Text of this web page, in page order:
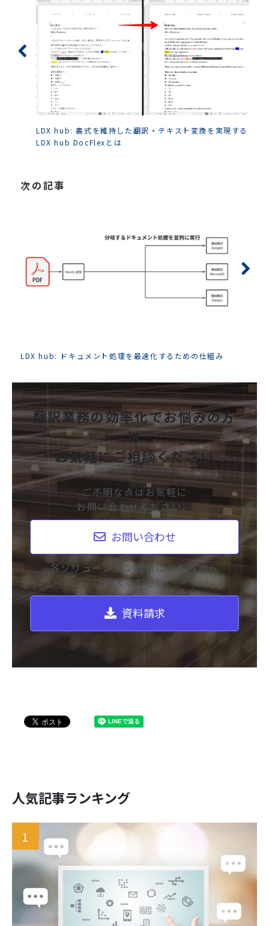
LDX hub: 書式を維持した翻訳・テキスト変換を実現する
LDX hub DocFlexとは
次の記事
LDX hub: ドキュメント処理を最速化するための仕組み
翻訳業務の効率化でお悩みの方
は
お気軽にご相談ください
ご不明な点はお気軽に
お問い合わせください。
お問い合わせ
各ソリューション資料はこちらから
ご請求ください。
資料請求
人気記事ランキング
1